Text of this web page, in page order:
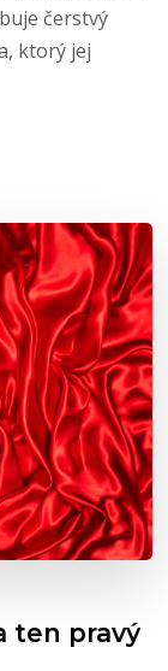
čerstvý
ktorý jej
ten pravý